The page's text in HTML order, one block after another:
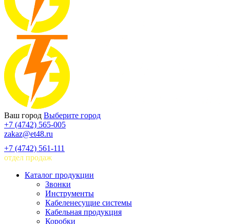
Ваш город Выберите город
+7 (4742) 565-005
zakaz@et48.ru
+7 (4742) 561-111
отдел продаж
Каталог продукции
Звонки
Инструменты
Кабеленесущие системы
Кабельная продукция
Коробки